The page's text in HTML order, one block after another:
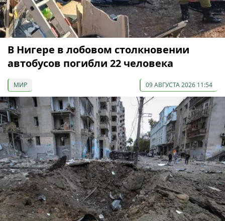
В Нигере в лобовом столкновении
автобусов погибли 22 человека
МИР 09 АВГУСТА 2026 11:54